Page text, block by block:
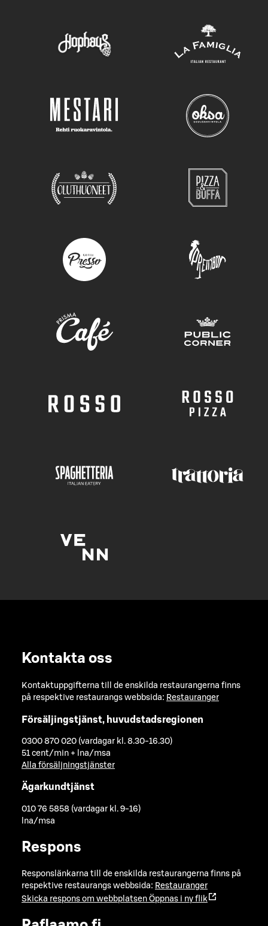
Kontakta oss
Kontaktuppgifterna till de enskilda restaurangerna finns
på respektive restaurangs webbsida: Restauranger
Försäljingstjänst, huvudstadsregionen
0300 870 020 (vardagar kl. 8.30-16.30)
51 cent/min + lna/msa
Alla försäljningstjänster
Ägarkundtjänst
010 76 5858 (vardagar kl. 9-16)
lna/msa
Respons
Responslänkarna till de enskilda restaurangerna finns på
respektive restaurangs webbsida: Restauranger
Skicka respons om webbplatsen Öppnas i ny flik